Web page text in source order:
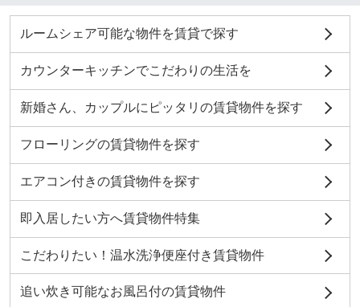
ルームシェア可能な物件を賃貸で探す
カウンターキッチンでこだわりの生活を
新婚さん、カップルにピッタリの賃貸物件を探す
フローリングの賃貸物件を探す
エアコン付きの賃貸物件を探す
即入居したい方へ賃貸物件特集
こだわりたい！温水洗浄便座付き賃貸物件
追い炊き可能なお風呂付の賃貸物件